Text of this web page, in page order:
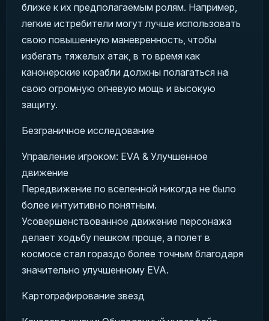
ближе к их предполагаемым ролям. Например,
легкие истребители могут лучше использовать
свою повышенную маневренность, чтобы
избегать тяжелых атак, в то время как
канонерские корабли должны полагаться на
свою огромную огневую мощь и высокую
защиту.
Безграничное исследование
Управление игроком: EVA & Улучшенное
движение
Передвижение по вселенной никогда не было
более интуитивно понятным.
Усовершенствованное движение персонажа
делает ходьбу пешком проще, а полет в
космосе стал гораздо более точным благодаря
значительно улучшенному EVA.
Картографирование звезд